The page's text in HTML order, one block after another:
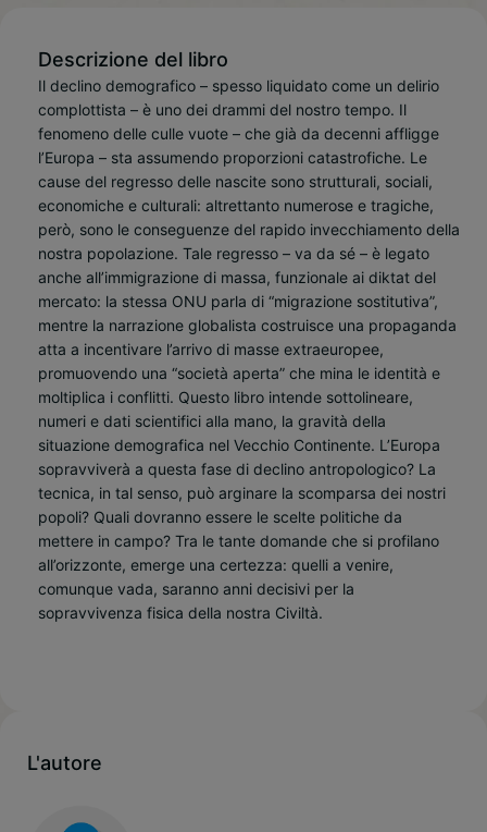
Descrizione del libro
Il declino demografico – spesso liquidato come un delirio
complottista – è uno dei drammi del nostro tempo. Il
fenomeno delle culle vuote – che già da decenni affligge
l’Europa – sta assumendo proporzioni catastrofiche. Le
cause del regresso delle nascite sono strutturali, sociali,
economiche e culturali: altrettanto numerose e tragiche,
però, sono le conseguenze del rapido invecchiamento della
nostra popolazione. Tale regresso – va da sé – è legato
anche all’immigrazione di massa, funzionale ai diktat del
mercato: la stessa ONU parla di “migrazione sostitutiva”,
mentre la narrazione globalista costruisce una propaganda
atta a incentivare l’arrivo di masse extraeuropee,
promuovendo una “società aperta” che mina le identità e
moltiplica i conflitti. Questo libro intende sottolineare,
numeri e dati scientifici alla mano, la gravità della
situazione demografica nel Vecchio Continente. L’Europa
sopravviverà a questa fase di declino antropologico? La
tecnica, in tal senso, può arginare la scomparsa dei nostri
popoli? Quali dovranno essere le scelte politiche da
mettere in campo? Tra le tante domande che si profilano
all’orizzonte, emerge una certezza: quelli a venire,
comunque vada, saranno anni decisivi per la
sopravvivenza fisica della nostra Civiltà.
L'autore